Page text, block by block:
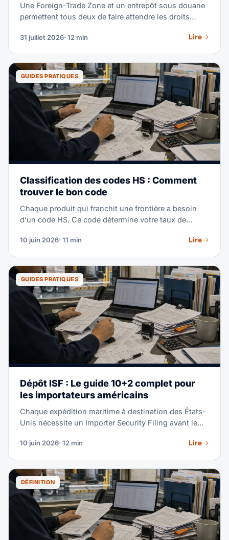
Une Foreign-Trade Zone et un entrepôt sous douane
permettent tous deux de faire attendre les droits
diffèrent sur le taux payé, la durée d'attente possible
mène la comparaison à la lumière des règles tarifaires
2026.
31 juillet 2026· 12 min Lire
GUIDES PRATIQUES
Classification des codes HS : Comment
trouver le bon code
Chaque produit qui franchit une frontière a besoin
d'un code HS. Ce code détermine votre taux de
d'audit. Ce guide explique comment fonctionne le
étape par étape — aucune expérience douanière
requise.
10 juin 2026· 11 min Lire
GUIDES PRATIQUES
Dépôt ISF : Le guide 10+2 complet pour
les importateurs américains
Chaque expédition maritime à destination des États-
Unis nécessite un Importer Security Filing avant le
délai de 24 heures et la CBP peut imposer jusqu'à
inspections qui coûtent bien davantage. Ce guide
vous explique chaque élément de données, chaque
délai et chaque étape de dépôt.
10 juin 2026· 12 min Lire
DÉFINITION